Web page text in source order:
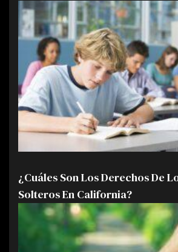
¿Cuáles Son Los Derechos De
Solteros En California?